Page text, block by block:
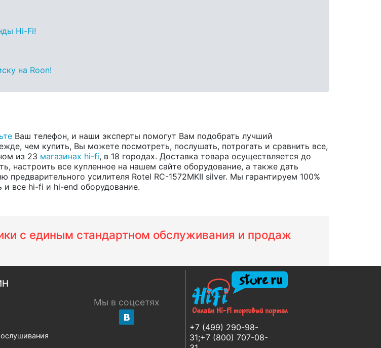
Hi-Fi!
на Roon!
Ваш телефон, и наши эксперты помогут Вам подобрать лучший
чем купить, Вы можете посмотреть, послушать, потрогать и сравнить все,
из 23 магазинах hi-fi, в 18 городах. Доставка товара осуществляется до
настроить все купленное на нашем сайте оборудование, а также дать
усилителя Rotel RC-1572MKII silver. Мы гарантируем 100%
все hi-fi и hi-end оборудование.
с единым стандартном обслуживания и продаж
+7 (499) 290-98-
31;+7 (800) 707-08-
Мы в соцсетях